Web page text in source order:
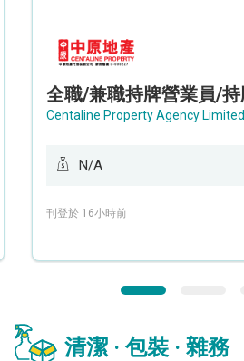
Centaline Property Agency Limited
N/A
刊登於 16小時前
清潔 · 包裝 · 雜務